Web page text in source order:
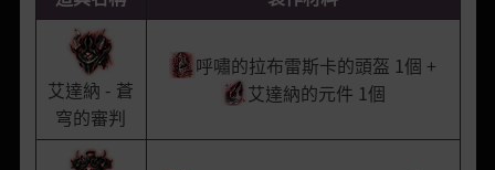
艾達納 - 蒼
穹的審判
呼嘯的拉布雷斯卡的頭盔 1個 +
艾達納的元件 1個